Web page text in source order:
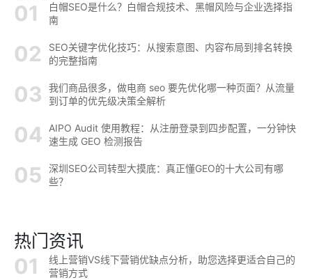
白帽SEO是什么？白帽合规技术、黑帽风险与企业选择指
南
SEO关键字优化技巧：从搜索意图、内容布局到排名转换
的完整指南
我们商品很多，做电商 seo 要先优化哪一种页面？从流量
到订单的优先级决策全解析
AIPO Audit 使用教程：从注册登录到四步配置，一分钟快
速生成 GEO 检测报告
深圳SEO公司转型大摸底：真正懂GEO的十大公司有哪
些？
热门资讯
线上营销VS线下营销优缺点分析，助您选择更适合自己的
营销方式